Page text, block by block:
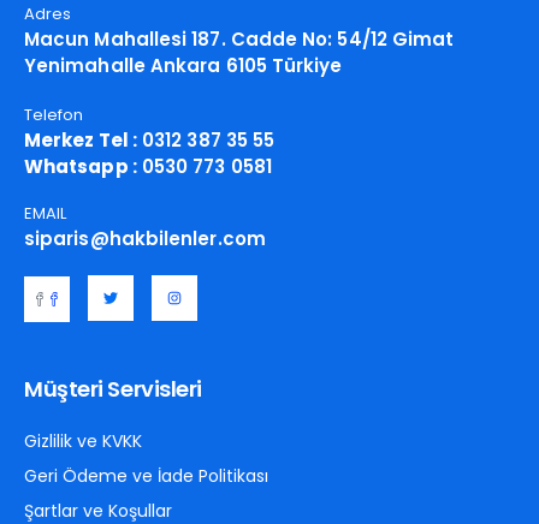
Adres
Macun Mahallesi 187. Cadde No: 54/12 Gimat
Yenimahalle Ankara 6105 Türkiye
Telefon
Merkez Tel :0312 387 35 55
Whatsapp :0530 773 0581
EMAIL
siparis@hakbilenler.com
Müşteri Servisleri
Gizlilik ve KVKK
Geri Ödeme ve İade Politikası
Şartlar ve Koşullar